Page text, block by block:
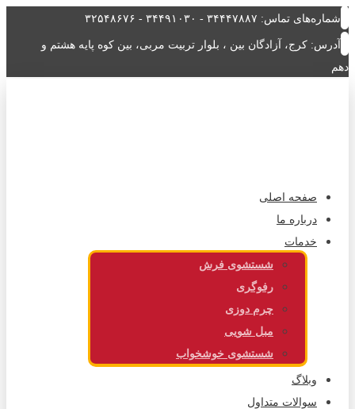
شماره‌های تماس: ۳۴۴۴۷۸۸۷ - ۳۴۴۹۱۰۳۰ - ۳۲۵۴۸۶۷۶
آدرس: کرج، آزادگان بین ، بلوار تربیت مربی، بین کوه پایه هشتم و
دهم
صفحه اصلی
درباره ما
خدمات
شستشوی فرش
رفوگری
چرم دوزی
مبل شویی
شستشوی خوشخواب
وبلاگ
سوالات متداول